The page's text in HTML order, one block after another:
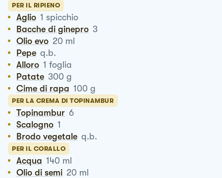
PER IL RIPIENO
Aglio 1 spicchio
Bacche di ginepro 3
Olio evo 20 ml
Pepe q.b.
Alloro 1 foglia
Patate 300 g
Cime di rapa 100 g
PER LA CREMA DI TOPINAMBUR
Topinambur 6
Scalogno 1
Brodo vegetale q.b.
PER IL CORALLO
Acqua 140 ml
Olio di semi 20 ml